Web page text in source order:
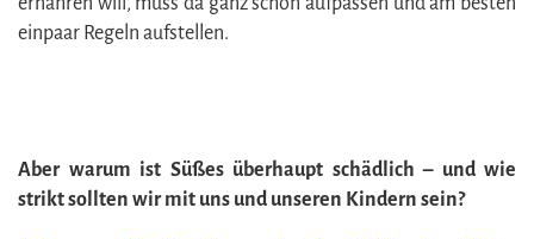
einpaar Regeln aufstellen.
Aber warum ist Süßes überhaupt schädlich – und wie
strikt sollten wir mit uns und unseren Kindern sein?